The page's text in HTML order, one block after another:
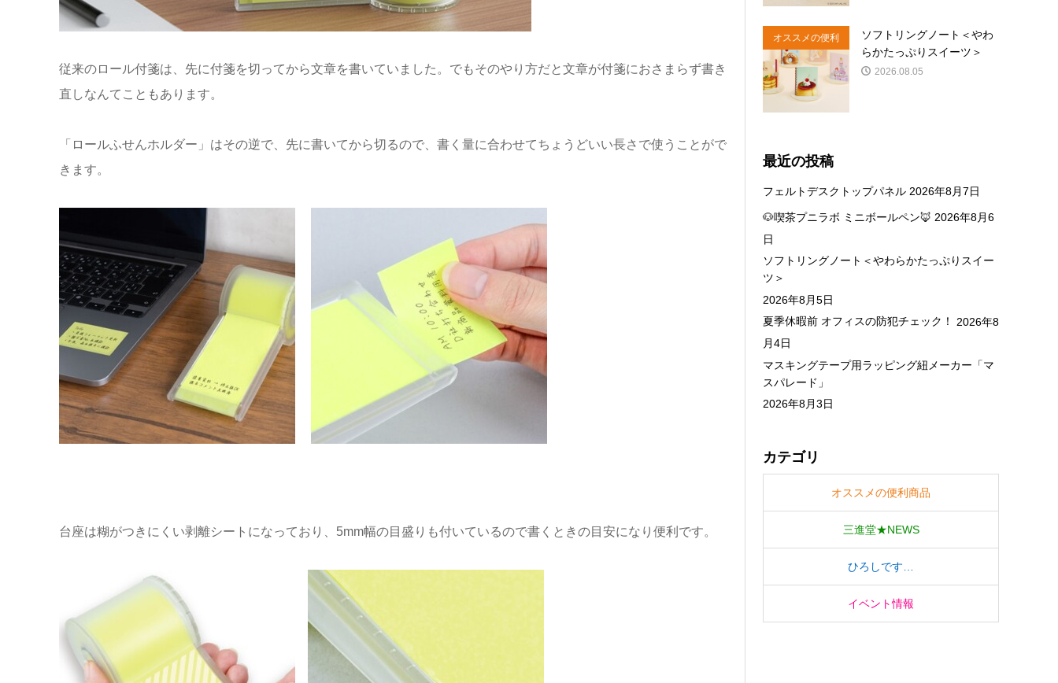
従来のロール付箋は、先に付箋を切ってから文章を書いていました。でもそのやり方だと文章が付箋におさまらず書き
直しなんてこともあります。
「ロールふせんホルダー」はその逆で、先に書いてから切るので、書く量に合わせてちょうどいい長さで使うことがで
きます。
台座は糊がつきにくい剥離シートになっており、5mm幅の目盛りも付いているので書くときの目安になり便利です。
オススメの便利
商品
ソフトリングノート＜やわ
らかたっぷりスイーツ＞
2026.08.05
最近の投稿
フェルトデスクトップパネル 2026年8月7日
🐶喫茶プニラボ ミニボールペン🦊 2026年8月6
日
ソフトリングノート＜やわらかたっぷりスイー
ツ＞
2026年8月5日
夏季休暇前 オフィスの防犯チェック！
2026年8
月4日
マスキングテープ用ラッピング紐メーカー「マ
スパレード」
2026年8月3日
カテゴリ
オススメの便利商品
三進堂★NEWS
ひろしです…
イベント情報